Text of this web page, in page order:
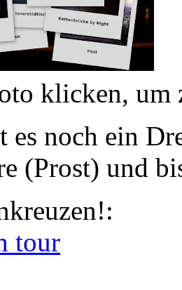
klicken, um
es noch ein
(Prost) und
tour